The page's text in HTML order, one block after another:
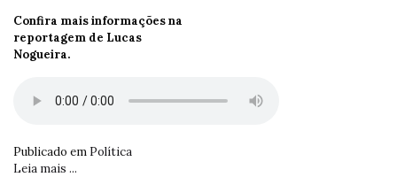
Confira mais informações na
reportagem de Lucas
Nogueira.
Publicado em Política
Leia mais ...